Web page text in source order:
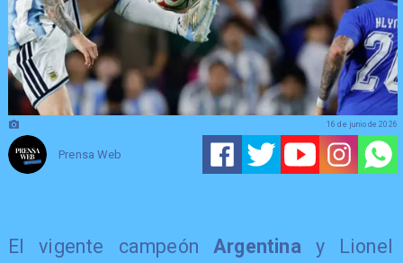
Prensa Web
16 de junio de 2026
El vigente campeón Argentinay Lionel